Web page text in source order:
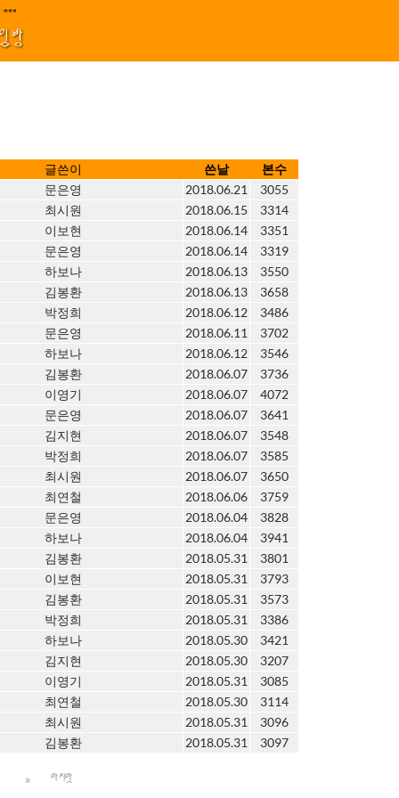
김효정 금드레 임형모 양동열 안길재 김성태 이율 유성민 손윤희 이은미
방
글쓴이 쓴날
본수
문은영
2018.06.21
3055
최시원
2018.06.15
3314
이보현
2018.06.14
3351
문은영
2018.06.14
3319
하보나
2018.06.13
3550
김봉환
2018.06.13
3658
박정희
2018.06.12
3486
문은영
2018.06.11
3702
하보나
2018.06.12
3546
김봉환
2018.06.07
3736
이영기
2018.06.07
4072
문은영
2018.06.07
3641
김지현
2018.06.07
3548
박정희
2018.06.07
3585
최시원
2018.06.07
3650
최연철
2018.06.06
3759
문은영
2018.06.04
3828
하보나
2018.06.04
3941
김봉환
2018.05.31
3801
이보현
2018.05.31
3793
김봉환
2018.05.31
3573
박정희
2018.05.31
3386
하보나
2018.05.30
3421
김지현
2018.05.30
3207
이영기
2018.05.31
3085
최연철
2018.05.30
3114
최시원
2018.05.31
3096
김봉환
2018.05.31 3097
» 마지막